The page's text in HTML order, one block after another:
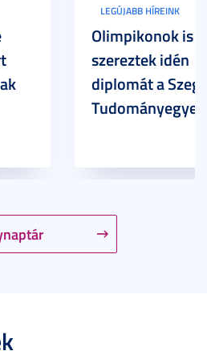
LEGÚJABB HÍREINK
Olimpikonok is
szereztek idén
diplomát a